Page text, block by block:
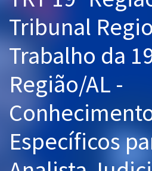
Graduação
Mentorias
Questões grátis
Conteúdo gratuito
Tribunal
Trabalho da
Região/AL -
Específicos